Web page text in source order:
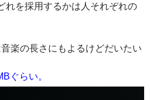
れを採用するかは人それぞれの
楽の長さにもよるけどだいたい
ぐらい。